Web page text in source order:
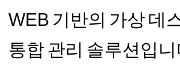
WEB 기반의 가상 데
통합 관리 솔루션입니